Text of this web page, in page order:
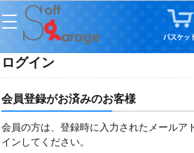
ログイン
会員登録がお済みのお客様
会員の方は、登録時に入力されたメールア
インしてください。